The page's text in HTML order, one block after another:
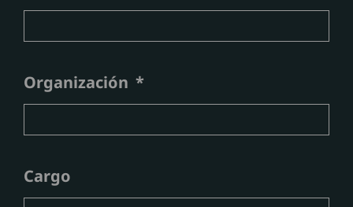
Organización
Cargo